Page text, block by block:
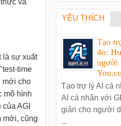
và
là sự xuất
time
mới cho
mô hình
AGI
mới, cũng
YÊU THÍCH
Tạo
4o:
người
Tạo trợ lý AI cá
AI cá nhân với
giản cho người
...